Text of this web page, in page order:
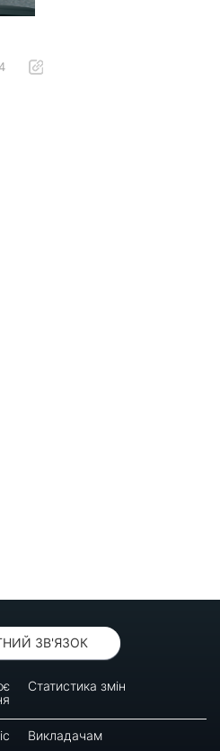
4
ЗВ'ЯЗОК
Статистика змін
Викладачам